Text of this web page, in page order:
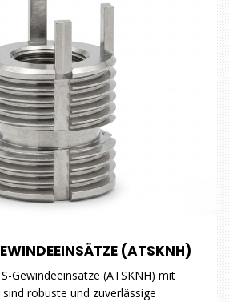
(ATSKNH)
Gewindeeinsätze (ATSKNH) mit
sind robuste und zuverlässige